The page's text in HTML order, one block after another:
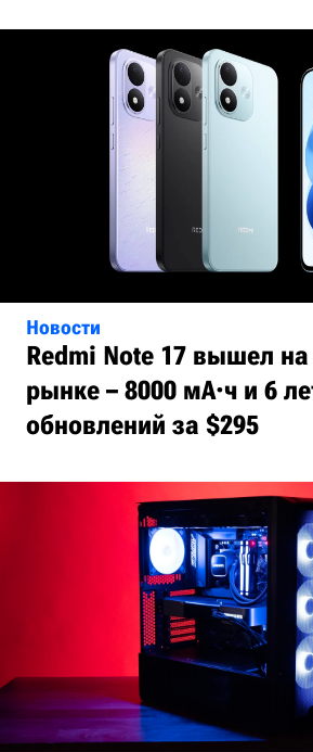
Новости
Redmi Note 17 вышел
рынке – 8000 мА·ч и 6
обновлений за $295